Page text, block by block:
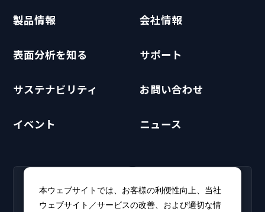
製品情報 会社情報
表面分析を知る サポート
サステナビリティ お問い合わせ
イベント ニュース
採用情報
CLUB PHI（会員専
本ウェブサイトでは、お客様の利便性向上、当社
ウェブサイト／サービスの改善、および適切な情